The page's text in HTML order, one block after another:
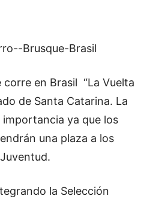
corre en Brasil “La Vuelta
de Santa Catarina. La
ya que los
una plaza a los
la Selección